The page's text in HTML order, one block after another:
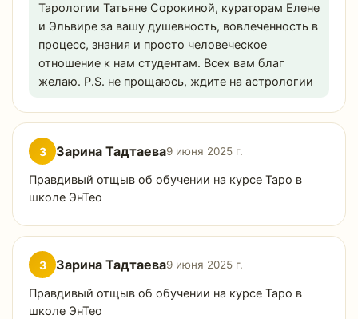
Тарологии Татьяне Сорокиной, кураторам Елене
и Эльвире за вашу душевность, вовлеченность в
процесс, знания и просто человеческое
отношение к нам студентам. Всех вам благ
желаю. P.S. не прощаюсь, ждите на астрологии
З Зарина Тадтаева9 июня 2025 г.
Правдивый отщыв об обучении на курсе Таро в
школе ЭнТео
З Зарина Тадтаева9 июня 2025 г.
Правдивый отщыв об обучении на курсе Таро в
школе ЭнТео